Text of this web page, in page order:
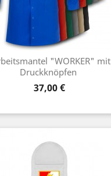
"WORKER" mit
Druckknöpfen
Preis
37,00 €